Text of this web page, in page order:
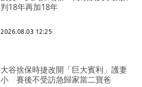
判18年再加18年
2026.08.03 12:25
大谷捨保時捷改開「巨大賓利」護妻
小 賽後不受訪急歸家當二寶爸